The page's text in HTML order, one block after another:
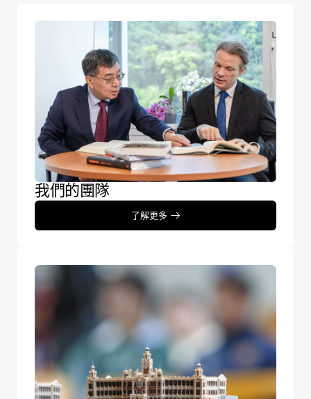
我們的團隊
了解更多